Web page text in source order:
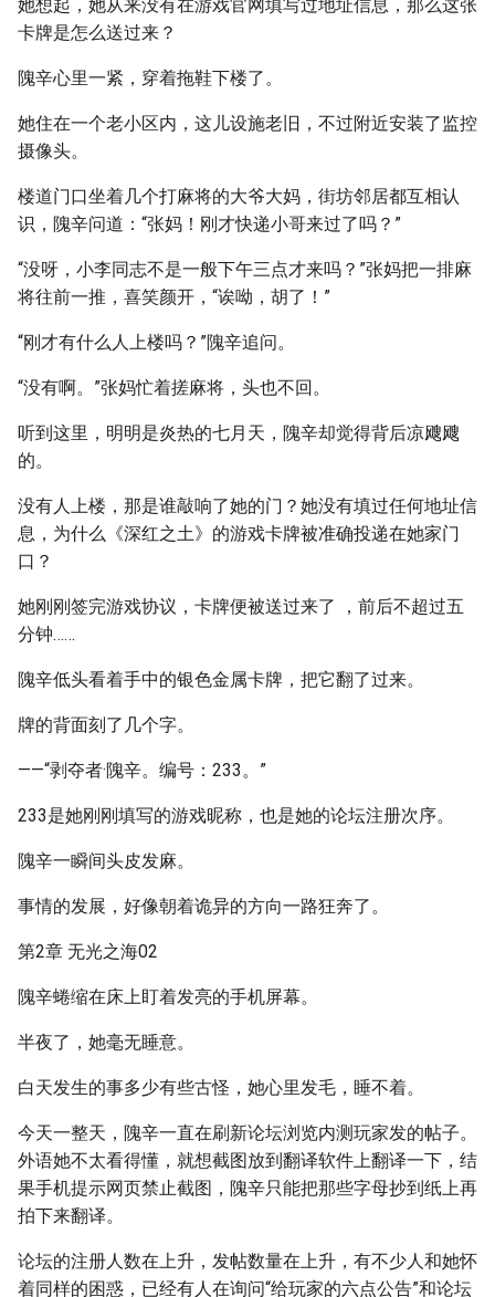
她想起，她从来没有在游戏官网填写过地址信息，那么这张
卡牌是怎么送过来？
隗辛心里一紧，穿着拖鞋下楼了。
她住在一个老小区内，这儿设施老旧，不过附近安装了监控
摄像头。
楼道门口坐着几个打麻将的大爷大妈，街坊邻居都互相认
识，隗辛问道：“张妈！刚才快递小哥来过了吗？”
“没呀，小李同志不是一般下午三点才来吗？”张妈把一排麻
将往前一推，喜笑颜开，“诶呦，胡了！”
“刚才有什么人上楼吗？”隗辛追问。
“没有啊。”张妈忙着搓麻将，头也不回。
听到这里，明明是炎热的七月天，隗辛却觉得背后凉飕飕
的。
没有人上楼，那是谁敲响了她的门？她没有填过任何地址信
息，为什么《深红之土》的游戏卡牌被准确投递在她家门
口？
她刚刚签完游戏协议，卡牌便被送过来了 ，前后不超过五
分钟……
隗辛低头看着手中的银色金属卡牌，把它翻了过来。
牌的背面刻了几个字。
——“剥夺者·隗辛。编号：233。”
233是她刚刚填写的游戏昵称，也是她的论坛注册次序。
隗辛一瞬间头皮发麻。
事情的发展，好像朝着诡异的方向一路狂奔了。
第2章 无光之海02
隗辛蜷缩在床上盯着发亮的手机屏幕。
半夜了，她毫无睡意。
白天发生的事多少有些古怪，她心里发毛，睡不着。
今天一整天，隗辛一直在刷新论坛浏览内测玩家发的帖子。
外语她不太看得懂，就想截图放到翻译软件上翻译一下，结
果手机提示网页禁止截图，隗辛只能把那些字母抄到纸上再
拍下来翻译。
论坛的注册人数在上升，发帖数量在上升，有不少人和她怀
着同样的困惑，已经有人在询问“给玩家的六点公告”和论坛